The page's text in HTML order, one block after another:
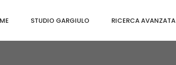
STUDIO GARGIULO RICERCA AVANZATA